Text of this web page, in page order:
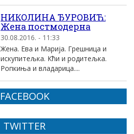
НИКОЛИНА ЂУРОВИЋ:
Жена постмодерна
30.08.2016. - 11:33
Жена. Ева и Марија. Грешница и
искупитељка. Кћи и родитељка.
Ропкиња и владарица....
FACEBOOK
TWITTER